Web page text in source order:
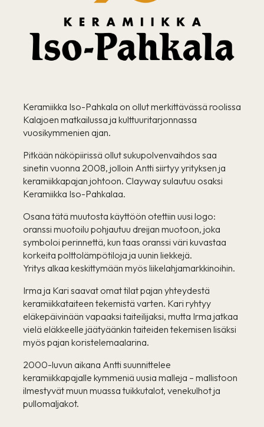
Keramiikka Iso-Pahkala on ollut merkittävässä roolissa
Kalajoen matkailussa ja kulttuuritarjonnassa
vuosikymmenien ajan.
Pitkään näköpiirissä ollut sukupolvenvaihdos saa
sinetin vuonna 2008, jolloin Antti siirtyy yrityksen ja
keramiikkapajan johtoon. Clayway sulautuu osaksi
Keramiikka Iso-Pahkalaa.
​​Osana tätä muutosta käyttöön otettiin uusi logo:
oranssi muotoilu pohjautuu dreijan muotoon, joka
symboloi perinnettä, kun taas oranssi väri kuvastaa
korkeita polttolämpötiloja ja uunin liekkejä.
Yritys alkaa keskittymään myös liikelahjamarkkinoihin.
Irma ja Kari saavat omat tilat pajan yhteydestä
keramiikkataiteen tekemistä varten. Kari ryhtyy
eläkepäivinään vapaaksi taiteilijaksi, mutta Irma jatkaa
vielä eläkkeelle jäätyäänkin taiteiden tekemisen lisäksi
myös pajan koristelemaalarina.
2000-luvun aikana Antti suunnittelee
keramiikkapajalle kymmeniä uusia malleja – mallistoon
ilmestyvät muun muassa tuikkutalot, venekulhot ja
pullomaljakot.